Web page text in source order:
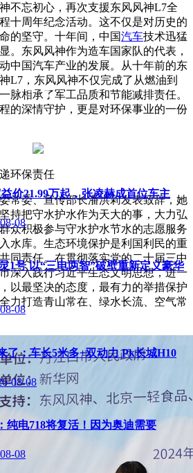
不忘初心，再次支援东风风神L7全
十周年纪念活动。这不仅是对历史的
的坚守。十年间，中国汽车技术迅猛
。东风风神作为造车国家队的代表，
中国汽车产业的发展。从十年前的东
L7，东风风神不仅完成了从燃油到
脉相承了军工品质和节能减排责任。
的深情守护，更是对环保事业的一份
环保责任
常委、宣传部长潘洪莉发表致辞，她
持把守水护水作为天大的事，大力弘
众积极参与守水护水节水的志愿服务
水库。生态环境保护是利国利民的重
同责任。在贯彻落实党的二十届三中
深入践行习近平生态文明思想，进一
以最坚决的态度，最有力的举措保护
力打造青山常在、绿水长流、空气常
价21.99万起，张凌赫成首位车主
08
1号 以“三电两智”破壁重新定义豪华
08
了：车长5米多+双动力 Pk长城H10
08-08
纯电718将复活！因为奥迪需要
08